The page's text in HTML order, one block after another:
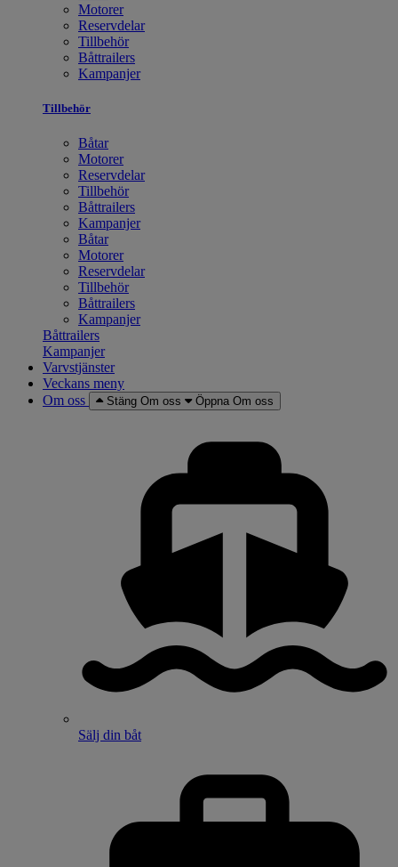
Motorer
Reservdelar
Tillbehör
Båttrailers
Kampanjer
Tillbehör
Båtar
Motorer
Reservdelar
Tillbehör
Båttrailers
Kampanjer
Båtar
Motorer
Reservdelar
Tillbehör
Båttrailers
Kampanjer
Båttrailers
Kampanjer
Varvstjänster
Veckans meny
Om oss
Stäng Om oss Öppna Om oss
Sälj din båt